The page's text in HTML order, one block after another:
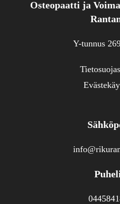
Osteopaatti ja
Y-tunnus